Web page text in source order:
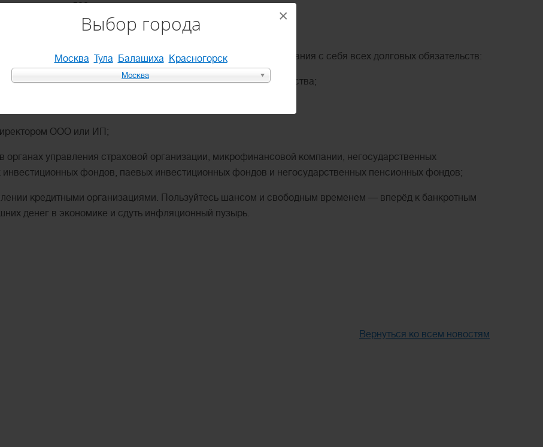
Выбор города
Москва Тула Балашиха Красногорск
Москва
×
превышает 500 т.р.
граждан после прохождения процедуры банкротства и списания с себя всех долговых обязательств:
кредиторов о том, что вы проходили процедуру банкротства;
имущества нельзя повторно подать заявление о банкротстве;
ООО или ИП;
органах управления страховой организации, микрофинансовой компании, негосударственных
фондов, паевых инвестиционных фондов и негосударственных пенсионных фондов;
кредитными организациями. Пользуйтесь шансом и свободным временем — вперёд к банкротным
денег в экономике и сдуть инфляционный пузырь.
Вернуться ко всем новостям